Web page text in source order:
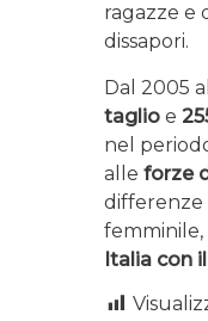
ragazze e
dissapori.
Dal 2005
taglio e
nel
alle forze
differenze
femminile,
Italia con il